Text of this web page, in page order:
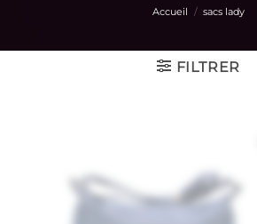
Accueil / sacs lady
FILTRER